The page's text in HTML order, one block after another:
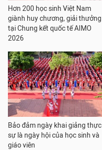
Hơn 200 học sinh Việt Nam
giành huy chương, giải thưởng
tại Chung kết quốc tế AIMO
2026
Bảo đảm ngày khai giảng thực
sự là ngày hội của học sinh và
giáo viên